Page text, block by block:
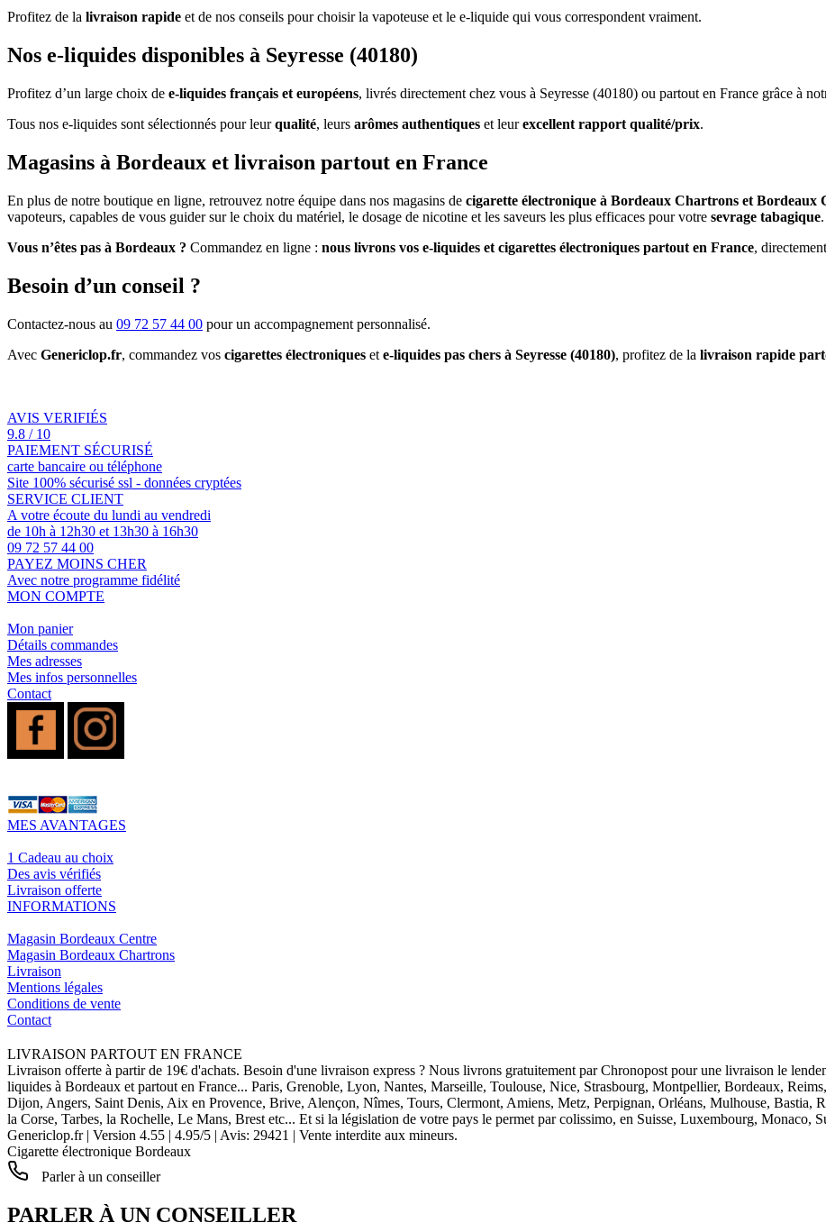
Profitez de la livraison rapide et de nos conseils pour choisir la vapoteuse et le e-liquide qui vous correspondent vraiment.
Nos e-liquides disponibles à Seyresse (40180)
Profitez d’un large choix de e-liquides français et européens, livrés directement chez vous à Seyresse (40180) ou partout en France grâce à
Tous nos e-liquides sont sélectionnés pour leurqualité, leurs arômes authentiques et leurexcellent rapport qualité/prix.
Magasins à Bordeaux et livraison partout en France
En plus de notre boutique en ligne, retrouvez notre équipe dans nos magasins de cigarette électronique à Bordeaux Chartrons et Bordeaux
vapoteurs, capables de vous guider sur le choix du matériel, le dosage de nicotine et les saveurs les plus efficaces pour votre sevrage tabagique.
Vous n’êtes pas à Bordeaux ? Commandez en ligne : nous livrons vos e-liquides et cigarettes électroniques partout en France,
Besoin d’un conseil ?
Contactez-nous au 09 72 57 44 00 pour un accompagnement personnalisé.
Avec Genericlop.fr, commandez vos cigarettes électroniques et e-liquides pas chers à Seyresse (40180), profitez de la livraison rapide
AVIS VERIFIÉS
9.8 / 10
PAIEMENT SÉCURISÉ
carte bancaire ou téléphone
Site 100% sécurisé ssl - données cryptées
SERVICE CLIENT
A votre écoute du lundi au vendredi
de 10h à 12h30 et 13h30 à 16h30
09 72 57 44 00
PAYEZ MOINS CHER
Avec notre programme fidélité
MON COMPTE
Mon panier
Détails commandes
Mes adresses
Mes infos personnelles
Contact
MES AVANTAGES
1 Cadeau au choix
Des avis vérifiés
Livraison offerte
INFORMATIONS
Magasin Bordeaux Centre
Magasin Bordeaux Chartrons
Livraison
Mentions légales
Conditions de vente
Contact
LIVRAISON PARTOUT EN FRANCE
Livraison offerte à partir de 19€ d'achats. Besoin d'une livraison express ? Nous livrons gratuitement par Chronopost pour une livraison le
liquides à Bordeaux et partout en France... Paris, Grenoble, Lyon, Nantes, Marseille, Toulouse, Nice, Strasbourg, Montpellier, Bordeaux,
Dijon, Angers, Saint Denis, Aix en Provence, Brive, Alençon, Nîmes, Tours, Clermont, Amiens, Metz, Perpignan, Orléans, Mulhouse, Bastia,
la Corse, Tarbes, la Rochelle, Le Mans, Brest etc... Et si la législation de votre pays le permet par colissimo, en Suisse, Luxembourg, Monaco,
Genericlop.fr| Version 4.55 | 4.95/5 | Avis: 29421 | Vente interdite aux mineurs.
Cigarette électronique Bordeaux
Parler à un conseiller
PARLER À UN CONSEILLER